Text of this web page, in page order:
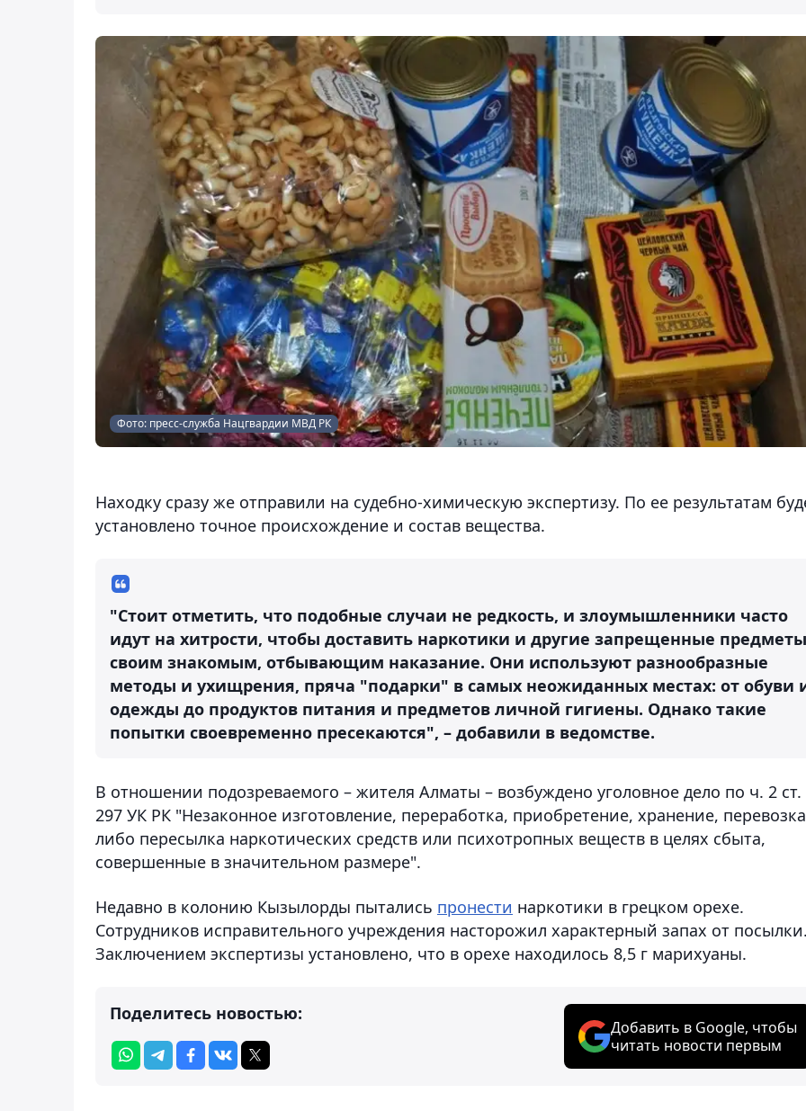
Фото: пресс-служба Нацгвардии МВД РК
Находку сразу же отправили на судебно-химическую экспертизу. По ее результатам
установлено точное происхождение и состав вещества.
"Стоит отметить, что подобные случаи не редкость, и злоумышленники часто
идут на хитрости, чтобы доставить наркотики и другие запрещенные предметы
своим знакомым, отбывающим наказание. Они используют разнообразные
методы и ухищрения, пряча "подарки" в самых неожиданных местах: от обуви
одежды до продуктов питания и предметов личной гигиены. Однако такие
попытки своевременно пресекаются", – добавили в ведомстве.
В отношении подозреваемого – жителя Алматы – возбуждено уголовное дело по ч. 2 ст.
297 УК РК "Незаконное изготовление, переработка, приобретение, хранение, перевозка
либо пересылка наркотических средств или психотропных веществ в целях сбыта,
совершенные в значительном размере".
Недавно в колонию Кызылорды пытались пронести наркотики в грецком орехе.
Сотрудников исправительного учреждения насторожил характерный запах от
Заключением экспертизы установлено, что в орехе находилось 8,5 г марихуаны.
Поделитесь новостью:
Добавить в Google, чтобы
читать новости первым